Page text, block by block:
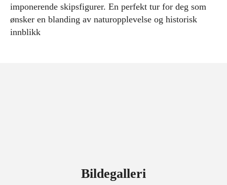
imponerende skipsfigurer. En perfekt tur for deg som
ønsker en blanding av naturopplevelse og historisk
innblikk
Bildegalleri